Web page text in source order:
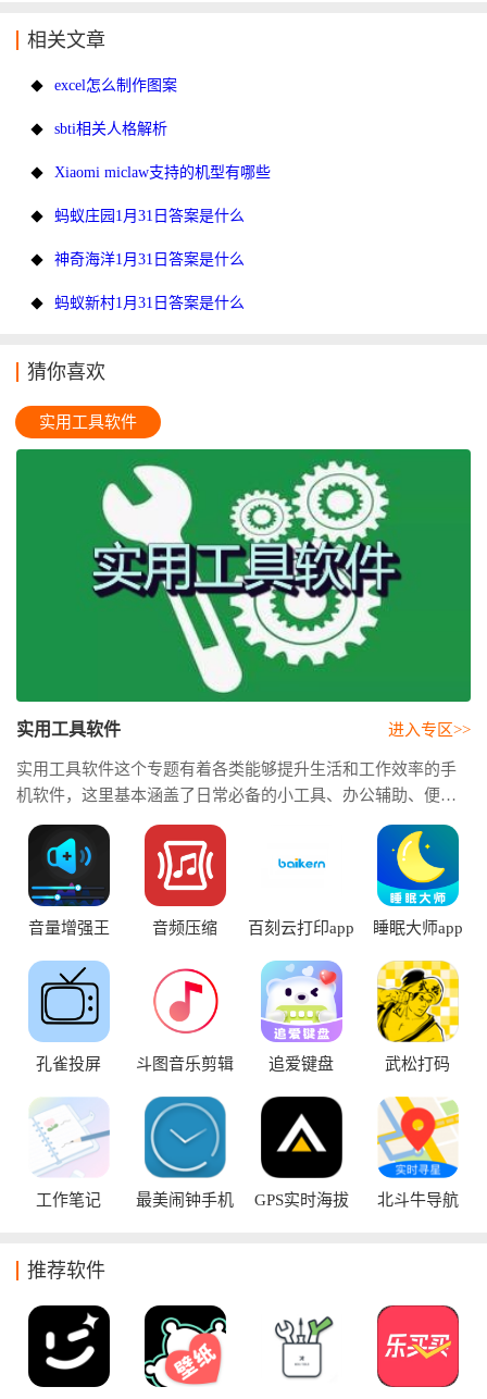
相关文章
excel怎么制作图案
sbti相关人格解析
Xiaomi miclaw支持的机型有哪些
蚂蚁庄园1月31日答案是什么
神奇海洋1月31日答案是什么
蚂蚁新村1月31日答案是什么
猜你喜欢
实用工具软件
实用工具软件
实用工具软件这个专题有着各类能够提升生活和工作效率的手
机软件，这里基本涵盖了日常必备的小工具、办公辅助、便捷
计算、文件管理等实用且常见的功能。无论用户是需要用来处
理工作任务、规划日程，还是想要整理资料、管理文件，这些
工具都能够帮助用户事半功倍，轻松完成日常操作。这些软件
的类型非常多样，并且操作也是比较简单实用，特别适合不同
需求的用户使用。通过这些高效实用的软件，用户可以大大地
进入专区>>
音量增强王 音频压缩 百刻云打印app 睡眠大师app
孔雀投屏 斗图音乐剪辑 追爱键盘 武松打码
工作笔记
最美闹钟手机
GPS实时海拔 北斗牛导航
推荐软件